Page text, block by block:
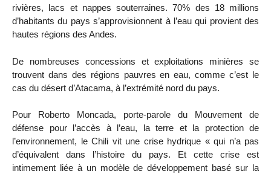
rivières, lacs et nappes souterraines. 70% des 18 millions
d’habitants du pays s’approvisionnent à l’eau qui provient des
hautes régions des Andes.
De nombreuses concessions et exploitations minières se
trouvent dans des régions pauvres en eau, comme c’est le
cas du désert d’Atacama, à l’extrémité nord du pays.
Pour Roberto Moncada, porte-parole du Mouvement de
défense pour l’accès à l’eau, la terre et la protection de
l’environnement, le Chili vit une crise hydrique « qui n’a pas
d’équivalent dans l’histoire du pays. Et cette crise est
intimement liée à un modèle de développement basé sur la